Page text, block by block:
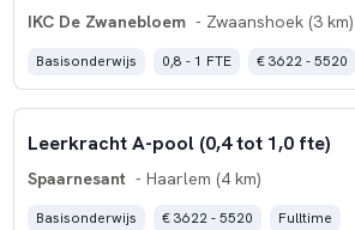
IKC De Zwanebloem - Zwaanshoek (3 km)
Basisonderwijs 0,8 - 1 FTE € 3622 - 5520
Leerkracht A-pool (0,4 tot 1,0 fte)
Spaarnesant - Haarlem (4 km)
Basisonderwijs € 3622 - 5520 Fulltime